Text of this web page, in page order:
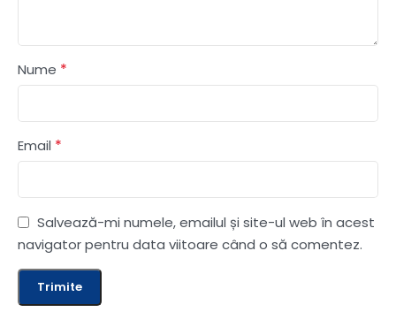
Nume *
Email *
Salvează-mi numele, emailul și site-ul web în acest
navigator pentru data viitoare când o să comentez.